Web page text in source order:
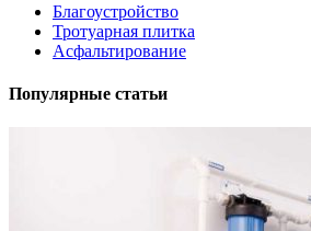
Благоустройство
Тротуарная плитка
Асфальтирование
Популярные статьи